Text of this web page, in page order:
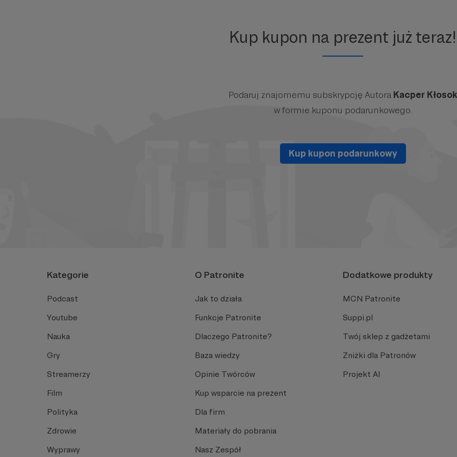
Kup kupon na prezent już teraz!
Podaruj znajomemu subskrypcję Autora Kacper Kłosok
w formie kuponu podarunkowego.
Kup kupon podarunkowy
Kategorie
Podcast
Youtube
Nauka
Gry
Streamerzy
Film
Polityka
Zdrowie
Wyprawy
O Patronite
Jak to działa
Funkcje Patronite
Dlaczego Patronite?
Baza wiedzy
Opinie Twórców
Kup wsparcie na prezent
Dla firm
Materiały do pobrania
Nasz Zespół
Dodatkowe produkty
MCN Patronite
Suppi.pl
Twój sklep z gadżetami
Zniżki dla Patronów
Projekt AI